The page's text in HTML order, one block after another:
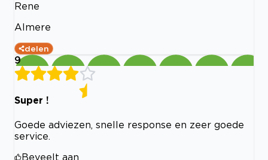
Rene
Almere
delen
9
Super !
Goede adviezen, snelle response en zeer goede
service.
Beveelt aan